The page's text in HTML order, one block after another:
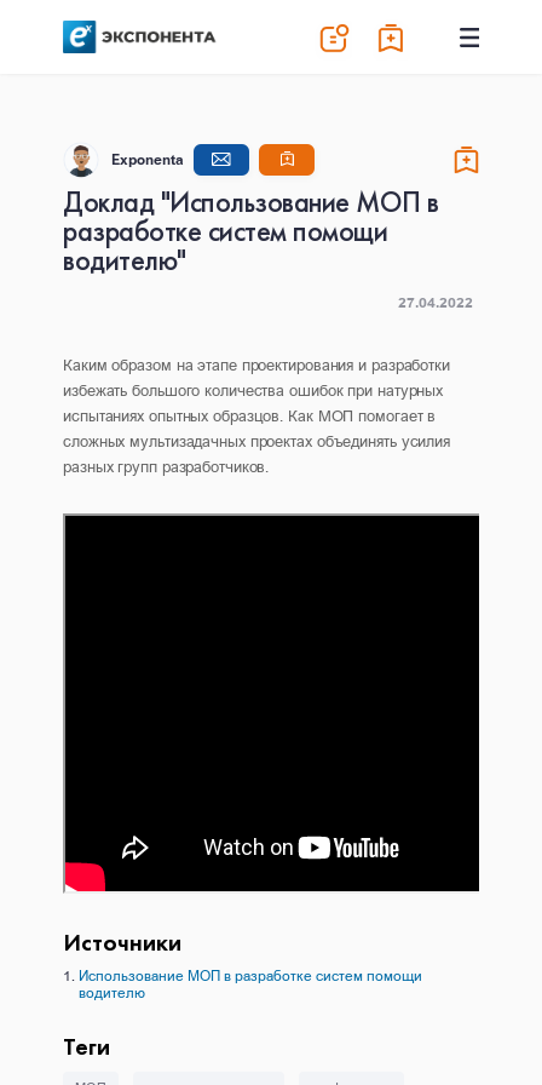
Exponenta
Доклад "Использование МОП в
разработке систем помощи
водителю"
27.04.2022
Каким образом на этапе проектирования и разработки
избежать большого количества ошибок при натурных
испытаниях опытных образцов. Как МОП помогает в
сложных мультизадачных проектах объединять усилия
разных групп разработчиков.
Источники
Использование МОП в разработке систем помощи
водителю
Теги